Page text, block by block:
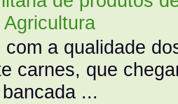
com a qualidade
carnes, que
...